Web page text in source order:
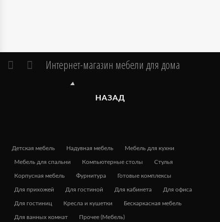
Интернет-магазин мебели для дома
НАЗАД
Детская мебель Надувная мебель Мебель для кухни
Мебель для спальни Компьютерные столы Стулья
Корпусная мебель Фурнитура Готовые комплексы
Для прихожей Для гостиной Для кабинета Для офиса
Для гостиниц Кресла и кушетки Бескаркасная мебель
Для ванных комнат Прочее (Мебель)